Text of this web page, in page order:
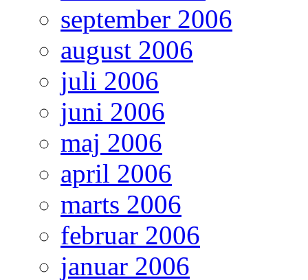
september 2006
august 2006
juli 2006
juni 2006
maj 2006
april 2006
marts 2006
februar 2006
januar 2006